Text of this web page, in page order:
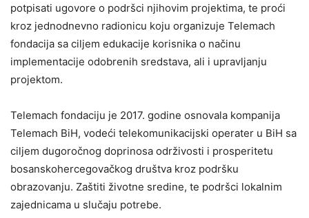
potpisati ugovore o podršci njihovim projektima, te proći
kroz jednodnevno radionicu koju organizuje Telemach
fondacija sa ciljem edukacije korisnika o načinu
implementacije odobrenih sredstava, ali i upravljanju
projektom.
Telemach fondaciju je 2017. godine osnovala kompanija
Telemach BiH, vodeći telekomunikacijski operater u BiH sa
ciljem dugoročnog doprinosa održivosti i prosperitetu
bosanskohercegovačkog društva kroz podršku
obrazovanju. Zaštiti životne sredine, te podršci lokalnim
zajednicama u slučaju potrebe.